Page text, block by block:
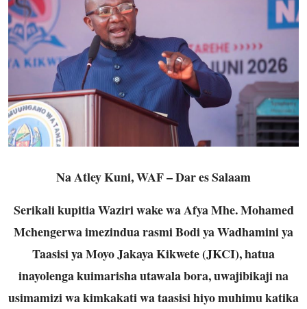
Na Atley Kuni, WAF – Dar es Salaam
Serikali kupitia Waziri wake wa Afya Mhe. Mohamed
Mchengerwa imezindua rasmi Bodi ya Wadhamini ya
Taasisi ya Moyo Jakaya Kikwete (JKCI), hatua
inayolenga kuimarisha utawala bora, uwajibikaji na
usimamizi wa kimkakati wa taasisi hiyo muhimu katika